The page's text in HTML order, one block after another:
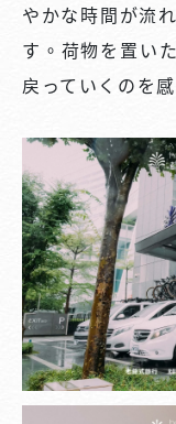
やかな時間が流
す。荷物を置い
戻っていくのを